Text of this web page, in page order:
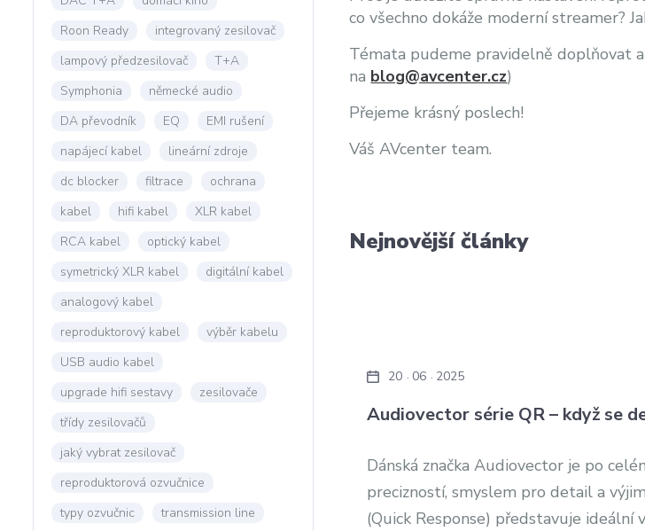
Roon Ready
integrovaný zesilovač
lampový předzesilovač
T+A
Symphonia
německé audio
DA převodník
EQ
EMI rušení
napájecí kabel
lineární zdroje
dc blocker
filtrace
ochrana
kabel
hifi kabel
XLR kabel
RCA kabel
optický kabel
symetrický XLR kabel
digitální kabel
analogový kabel
reproduktorový kabel
výběr kabelu
USB audio kabel
upgrade hifi sestavy
zesilovače
třídy zesilovačů
jaký vybrat zesilovač
reproduktorová ozvučnice
typy ozvučnic
transmission line
co všechno dokáže moderní streamer?
Témata pudeme pravidelně doplňovat
na blog@avcenter.cz)
Přejeme krásný poslech!
Váš AVcenter team.
Nejnovější články
Audiovector série QR – když se
20 06 2025
Dánská značka Audiovector je po
precizností, smyslem pro detail a
(Quick Response) představuje ideální